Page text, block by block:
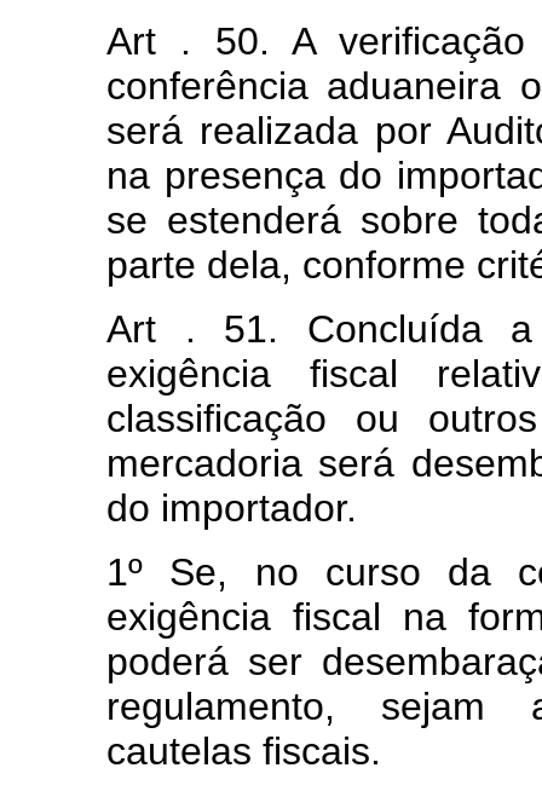
Art . 50. A
conferência aduaneira
será realizada por
na presença do
se estenderá sobre
parte dela, conforme
Art . 51. Concluída a
exigência fiscal
classificação ou
mercadoria será
do importador.
1º Se, no curso da
exigência fiscal na
poderá ser
regulamento, sejam
cautelas fiscais.